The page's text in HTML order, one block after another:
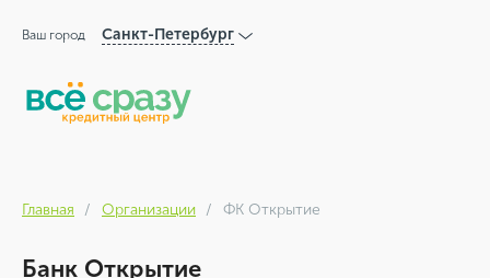
Ваш город Санкт-Петербург
Главная Организации ФК Открытие
Банк Открытие